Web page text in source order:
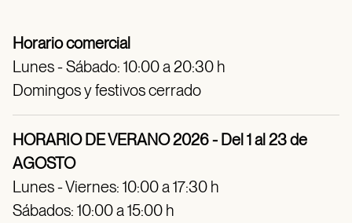
Horario comercial
Lunes - Sábado: 10:00 a 20:30 h
Domingos y festivos cerrado
HORARIO DE VERANO 2026 - Del 1 al 23 de
AGOSTO
Lunes - Viernes: 10:00 a 17:30 h
Sábados: 10:00 a 15:00 h